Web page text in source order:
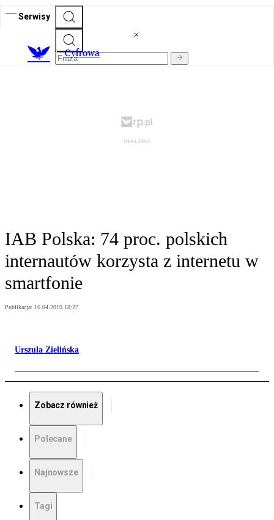
Serwisy
Cyfrowa
IAB Polska: 74 proc. polskich
internautów korzysta z internetu w
smartfonie
Publikacja: 16.04.2019 18:27
Urszula Zielińska
Zobacz również
Polecane
Najnowsze
Tagi